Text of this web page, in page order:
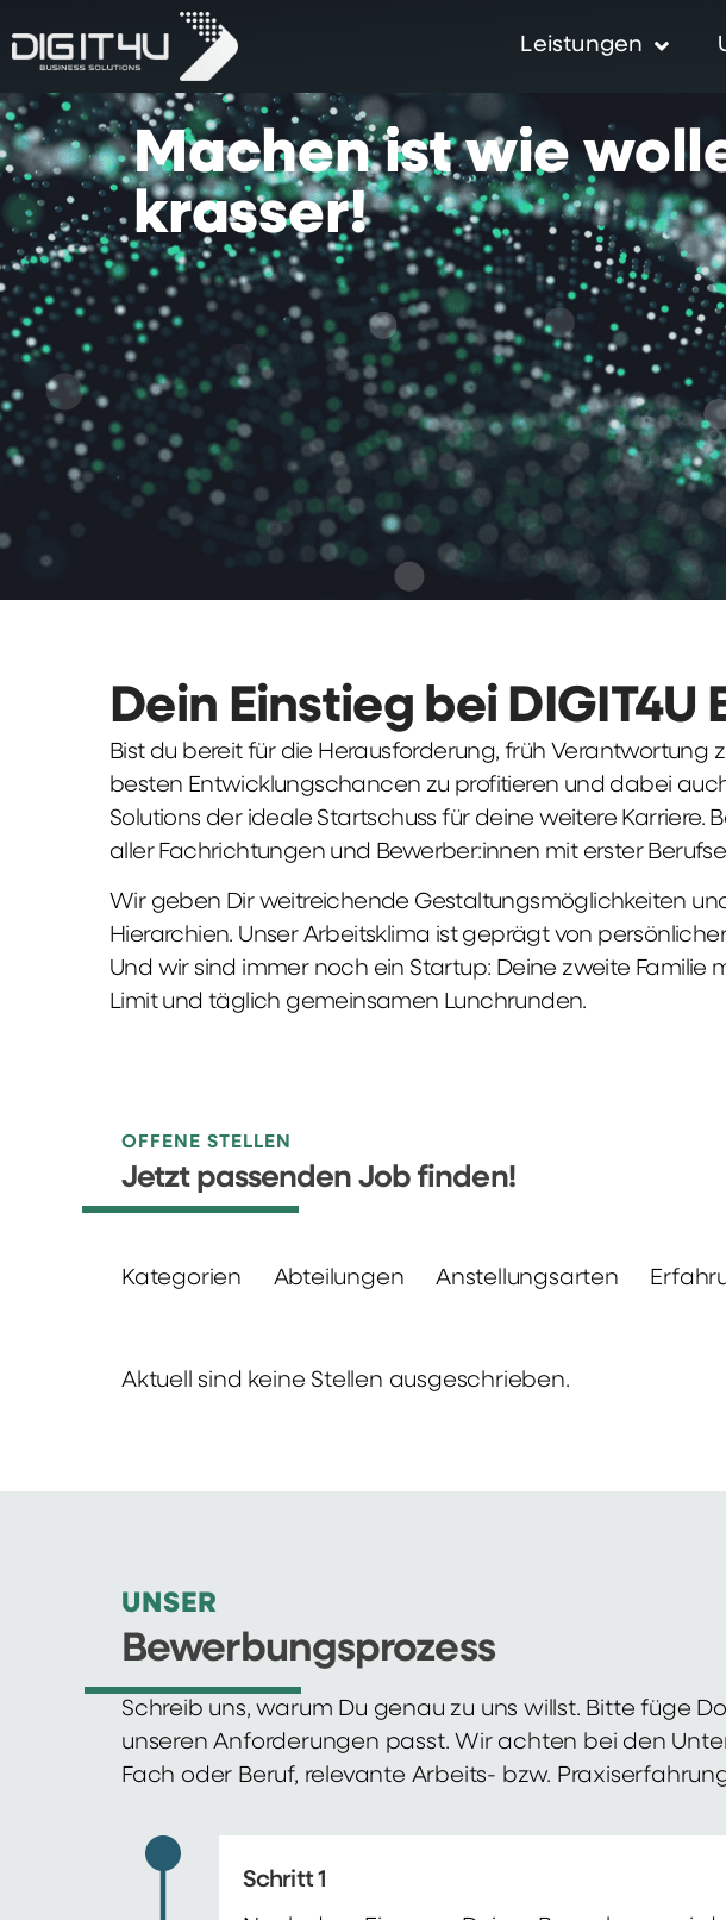
Leistungen
Machen ist wie
krasser!
Dein Einstieg bei DIGIT4U
Bist du bereit für die Herausforderung, früh
besten Entwicklungschancen zu profitieren und dabei
Solutions der ideale Startschuss für deine weitere Karriere.
aller Fachrichtungen und Bewerber:innen mit erster
Wir geben Dir weitreichende Gestaltungsmöglichkeiten
Hierarchien. Unser Arbeitsklima ist geprägt von
Und wir sind immer noch ein Startup: Deine zweite Familie
Limit und täglich gemeinsamen Lunchrunden.
OFFENE STELLEN
Jetzt passenden Job finden!
Kategorien Abteilungen Anstellungsarten
Aktuell sind keine Stellen ausgeschrieben.
UNSER
Bewerbungsprozess
Schreib uns, warum Du genau zu uns willst. Bitte füge
unseren Anforderungen passt. Wir achten bei den
Fach oder Beruf, relevante Arbeits- bzw.
Schritt 1